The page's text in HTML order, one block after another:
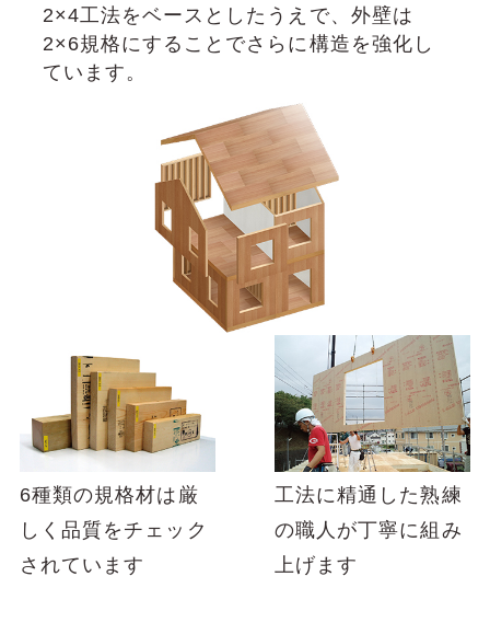
2×4⼯法をベースとしたうえで、外壁は
2×6規格にすることでさらに構造を強化し
ています。
6種類の規格材は厳
しく品質をチェック
されています
⼯法に精通した熟練
の職⼈が丁寧に組み
上げます